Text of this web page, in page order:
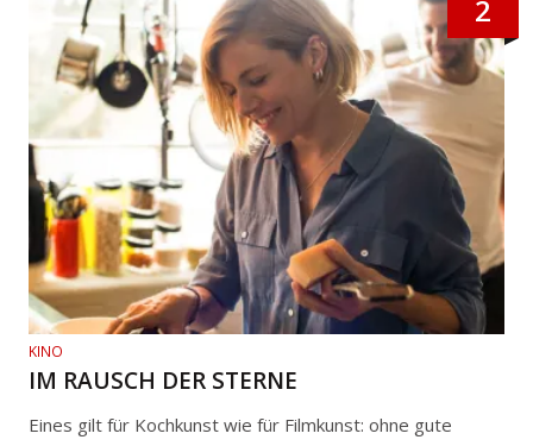
2
KINO
IM RAUSCH DER STERNE
Eines gilt für Kochkunst wie für Filmkunst: ohne gute